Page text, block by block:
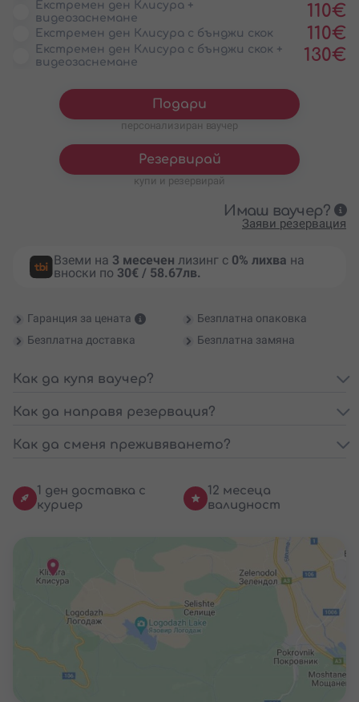
Екстремен ден Клисура +
видеозаснемане
110€
Екстремен ден Клисура с бънджи скок 110€
Екстремен ден Клисура с бънджи скок +
видеозаснемане
130€
Подари
персонализиран ваучер
Резервирай
купи и резервирай
Имаш ваучер?
Заяви резервация
Вземи на 3 месечен лизинг с 0% лихва на
вноски по 30€ / 58.67лв.
Гаранция за цената
Безплатна опаковка
Безплатна доставка
Безплатна замяна
Как да купя ваучер?
Как да направя резервация?
Как да сменя преживяването?
1 ден доставка с
куриер
12 месеца
валидност